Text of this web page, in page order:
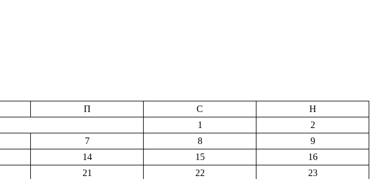
П С
Н
1
2
7 8
9
14 15
16
21 22
23